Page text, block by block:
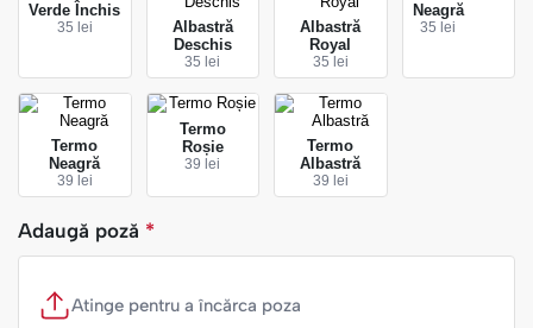
Verde Închis
35 lei
Albastră
Deschis
35 lei
Albastră
Royal
35 lei
Neagră
35 lei
Termo
Neagră
39 lei
Termo
Roșie
39 lei
Termo
Albastră
39 lei
Adaugă poză *
Atinge pentru a încărca poza